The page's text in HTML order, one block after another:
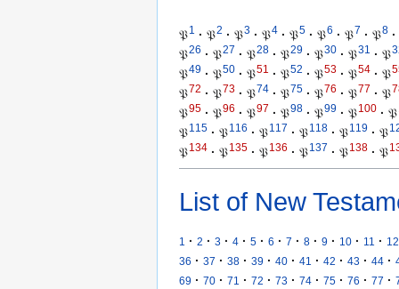
𝔓1 · 𝔓2 · 𝔓3 · 𝔓4 · 𝔓5 · 𝔓6 · 𝔓7 · 𝔓8 ·
𝔓26 · 𝔓27 · 𝔓28 · 𝔓29 · 𝔓30 · 𝔓31 · 𝔓
𝔓49 · 𝔓50 · 𝔓51 · 𝔓52 · 𝔓53 · 𝔓54 · 𝔓
𝔓72 · 𝔓73 · 𝔓74 · 𝔓75 · 𝔓76 · 𝔓77 · 𝔓
𝔓95 · 𝔓96 · 𝔓97 · 𝔓98 · 𝔓99 · 𝔓100 · 𝔓
𝔓115 · 𝔓116 · 𝔓117 · 𝔓118 · 𝔓119 · 𝔓
𝔓134 · 𝔓135 · 𝔓136 · 𝔓137 · 𝔓138 · 𝔓
List of New
1 · 2 · 3 · 4 · 5 · 6 · 7 · 8 · 9 · 10 · 11 · 12
36 · 37 · 38 · 39 · 40 · 41 · 42 · 43 · 44 ·
69 · 70 · 71 · 72 · 73 · 74 · 75 · 76 · 77 ·